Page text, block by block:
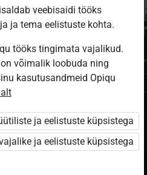
Opiqusse
end tuvastada
Stuudium
HarID
veebisaidi tööks
ja tema eelistuste kohta.
tööks tingimata vajalikud.
võimalik loobuda ning
kasutusandmeid Opiqu
ja eelistuste küpsistega
ja eelistuste küpsistega